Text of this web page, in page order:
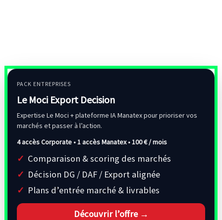
PACK ENTREPRISES
Le Moci Export Decision
Expertise Le Moci + plateforme IA Manatex pour prioriser vos
marchés et passer à l’action.
4 accès Corporate • 1 accès Manatex •100 € / mois
Comparaison & scoring des marchés
Décision DG / DAF / Export alignée
Plans d’entrée marché & livrables
Découvrir l’offre →